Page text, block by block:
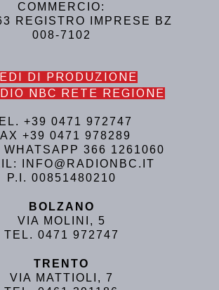
COMMERCIO:
REGISTRO IMPRESE BZ
008-7102
DI PRODUZIONE
NBC RETE REGIONE
+39 0471 972747
+39 0471 978289
WHATSAPP 366 1261060
INFO@RADIONBC.IT
P.I. 00851480210
BOLZANO
VIA MOLINI, 5
TEL. 0471 972747
TRENTO
VIA MATTIOLI, 7